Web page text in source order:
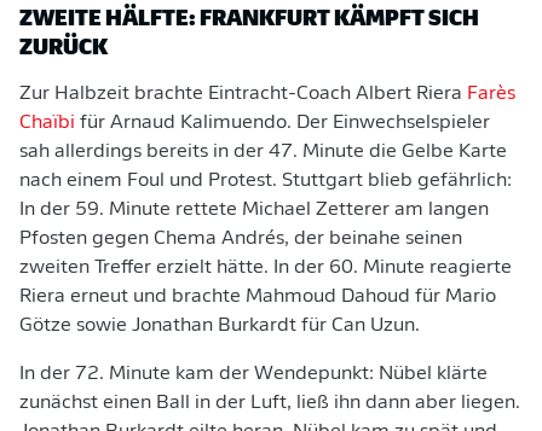
ZWEITE HÄLFTE: FRANKFURT KÄMPFT SICH
ZURÜCK
Zur Halbzeit brachte Eintracht-Coach Albert Riera Farès
Chaïbi für Arnaud Kalimuendo. Der Einwechselspieler
sah allerdings bereits in der 47. Minute die Gelbe Karte
nach einem Foul und Protest. Stuttgart blieb gefährlich:
In der 59. Minute rettete Michael Zetterer am langen
Pfosten gegen Chema Andrés, der beinahe seinen
zweiten Treffer erzielt hätte. In der 60. Minute reagierte
Riera erneut und brachte Mahmoud Dahoud für Mario
Götze sowie Jonathan Burkardt für Can Uzun.
In der 72. Minute kam der Wendepunkt: Nübel klärte
zunächst einen Ball in der Luft, ließ ihn dann aber liegen.